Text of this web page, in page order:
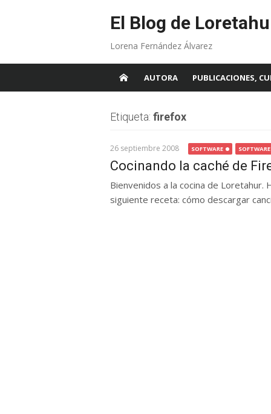
El Blog de
Lorena Fernández Álvarez
AUTORA PUBLICACIONES,
Etiqueta: firefox
26 septiembre 2008 SOFTWARE
Cocinando la caché de
Bienvenidos a la cocina de
siguiente receta: cómo descargar